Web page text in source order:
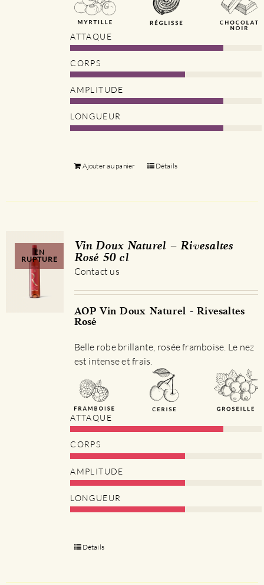
ATTAQUE
CORPS
AMPLITUDE
LONGUEUR
Ajouter au panier Détails
EN
RUPTURE
Vin Doux Naturel – Rivesaltes
Rosé 50 cl
Contact us
AOP Vin Doux Naturel - Rivesaltes
Rosé
Belle robe brillante, rosée framboise. Le nez
est intense et frais.
ATTAQUE
CORPS
AMPLITUDE
LONGUEUR
Détails